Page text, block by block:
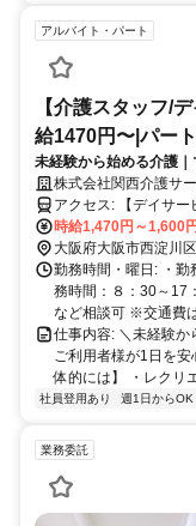
アルバイト・パート
【介護スタッフ/
給1470円〜|パー
未経験から始める介護
株式会社関西介護サ
アクセス: 【デイサービス タノシア】 ・JR神戸線「塚本駅」より徒
歩5分 【デイサービス タノシア姫里】 ・阪神本線「姫島駅」より徒
歩4分 【デイサービス タノシア姫島】 ・阪神本線「姫島駅」より徒
歩4分 【通勤について】 ・すべて駅チカ（徒歩4〜5分） ・自転車／
バイク通勤OK ・交通費全額支給 【通いやす
川区／尼崎市などから通勤
「通いやすい」で選
時給1,470円～1,600
大阪府大阪市西淀川区
勤務時間・曜日: ・
務時間：８：30～17
など相談可 ※交通費
仕事内容: ＼未経験か
ご利用者様が1日を
体的には】 ・レクリ
社員登用あり 週1日からOK
業務委託